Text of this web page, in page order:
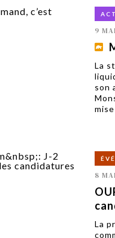
9
La
son
8
La